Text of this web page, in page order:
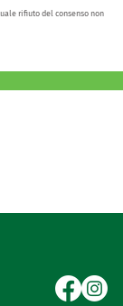
rifiuto del consenso non